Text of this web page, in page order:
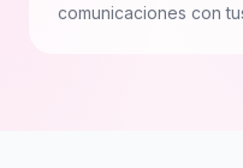
comunicaciones con